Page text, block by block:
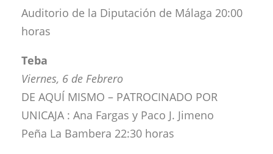
Auditorio de la Diputación de Málaga 20:00
horas
Teba
Viernes, 6 de Febrero
DE AQUÍ MISMO – PATROCINADO POR
UNICAJA : Ana Fargas y Paco J. Jimeno
Peña La Bambera 22:30 horas